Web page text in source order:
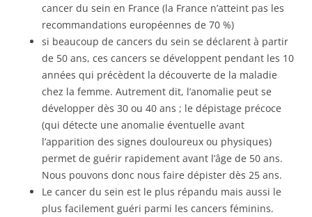
cancer du sein en France (la France n’atteint pas les
recommandations européennes de 70 %)
si beaucoup de cancers du sein se déclarent à partir
de 50 ans, ces cancers se développent pendant les 10
années qui précèdent la découverte de la maladie
chez la femme. Autrement dit, l’anomalie peut se
développer dès 30 ou 40 ans ; le dépistage précoce
(qui détecte une anomalie éventuelle avant
l’apparition des signes douloureux ou physiques)
permet de guérir rapidement avant l’âge de 50 ans.
Nous pouvons donc nous faire dépister dès 25 ans.
Le cancer du sein est le plus répandu mais aussi le
plus facilement guéri parmi les cancers féminins.